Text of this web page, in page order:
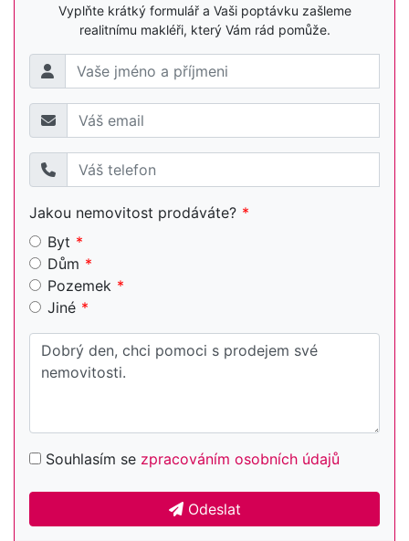
Vyplňte krátký formulář a Vaši poptávku zašleme
realitnímu makléři, který Vám rád pomůže.
Jakou nemovitost prodáváte?
Byt
Dům
Pozemek
Jiné
Souhlasím se zpracováním osobních údajů
Odeslat